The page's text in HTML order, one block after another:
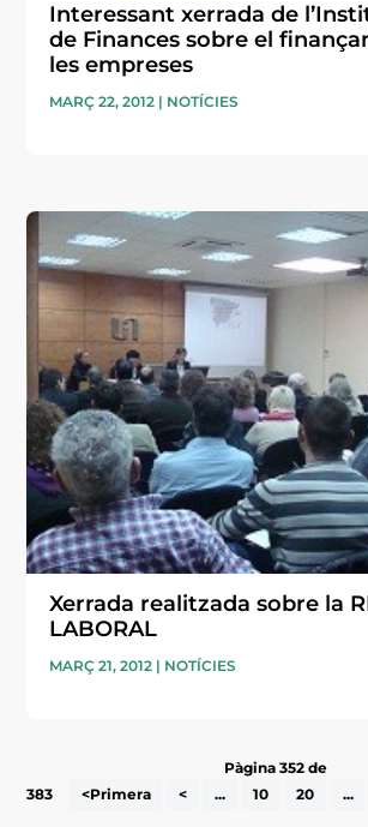
Interessant xerrada de
de Finances sobre el
les empreses
MARÇ 22, 2012 | NOTÍCIES
Xerrada realitzada sobre la
LABORAL
MARÇ 21, 2012 | NOTÍCIES
Pàgina 352 de
383
<Primera < ... 10 20 ...